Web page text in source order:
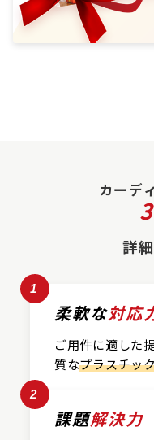
カーデ
3
詳
1
柔軟な対応
ご用件に適した
質なプラスチッ
2
課題解決力